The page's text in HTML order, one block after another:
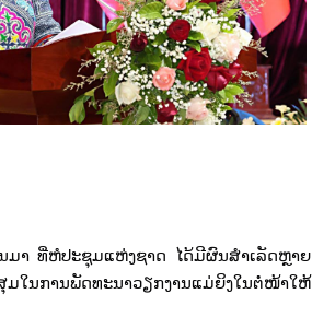
ມາ ທີ່ຫໍປະຊຸມແຫ່ງຊາດ ໄດ້ມີຜົນສຳເລັດຫຼາຍ
ມໃນການພັດທະນາວຽກງານແມ່ຍິງໃນຕໍ່ໜ້າໃຫ້